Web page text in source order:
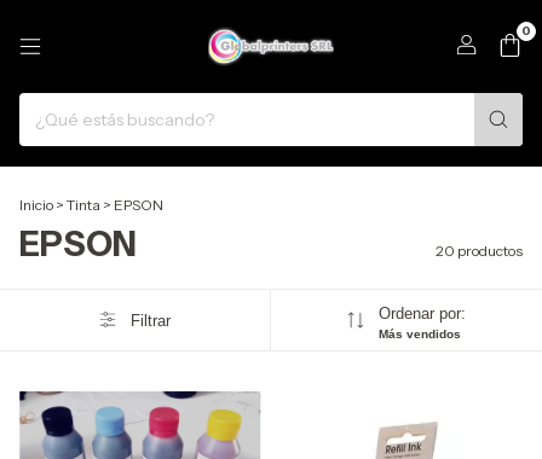
0
Inicio > Tinta > EPSON
EPSON 20 productos
Filtrar Ordenar por:
Más vendidos